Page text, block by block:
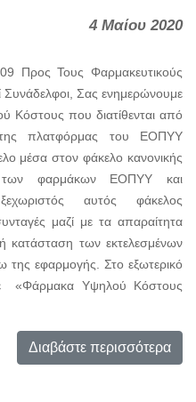
4 Μαίου 2020
Προς Τους Φαρμακευτικούς
Σας ενημερώνουμε
Κόστους που διατίθενται από
πλατφόρμας του ΕΟΠΥΥ
μέσα στον φάκελο κανονικής
των φαρμάκων ΕΟΠΥΥ και
αυτός φάκελος
μαζί με τα απαραίτητα
κατάσταση των εκτελεσμένων
της εφαρμογής. Στο εξωτερικό
«Φάρμακα Υψηλού Κόστους
Διαβάστε περισσότερα